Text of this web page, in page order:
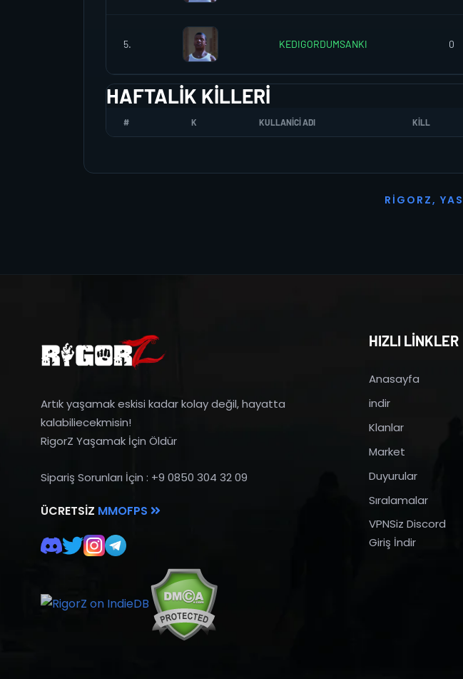
5. KEDIGORDUMSANKI 0
HAFTALIK KILLERI
# K KULLANICI ADI KILL
R I G O R Z, YAS
Artık yaşamak eskisi kadar kolay değil, hayatta
kalabiliecekmisin!
RigorZ Yaşamak İçin Öldür
Sipariş Sorunları İçin : +9 0850 304 32 09
ÜCRETSIZ MMOFPS
HIZLI LİNKLER
Anasayfa
indir
Klanlar
Market
Duyurular
Sıralamalar
VPNSiz Discord
Giriş İndir